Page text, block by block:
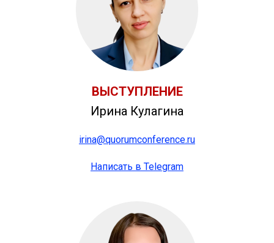
ВЫСТУПЛЕНИЕ
Ирина Кулагина
irina@quorumconference.ru
Написать в Telegram